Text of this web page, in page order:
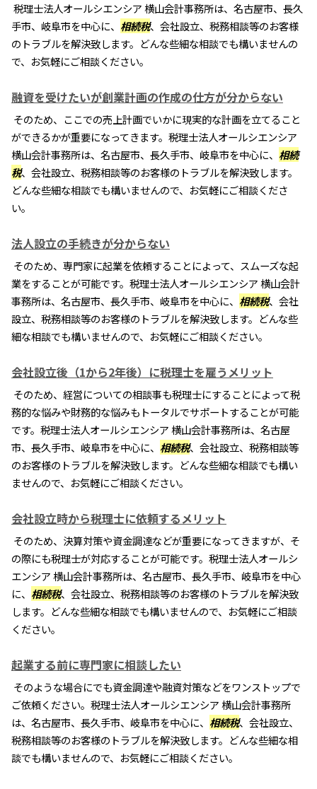
税理士法人オールシエンシア 横山会計事務所は、名古屋市、長久
手市、岐阜市を中心に、 相続税、会社設立、税務相談等のお客様
のトラブルを解決致します。どんな些細な相談でも構いませんの
で、お気軽にご相談ください。
融資を受けたいが創業計画の作成の仕方が分からない
そのため、ここでの売上計画でいかに現実的な計画を立てること
ができるかが重要になってきます。税理士法人オールシエンシア
横山会計事務所は、名古屋市、長久手市、岐阜市を中心に、 相続
税、会社設立、税務相談等のお客様のトラブルを解決致します。
どんな些細な相談でも構いませんので、お気軽にご相談くださ
い。
法人設立の手続きが分からない
そのため、専門家に起業を依頼することによって、スムーズな起
業をすることが可能です。税理士法人オールシエンシア 横山会計
事務所は、名古屋市、長久手市、岐阜市を中心に、 相続税、会社
設立、税務相談等のお客様のトラブルを解決致します。どんな些
細な相談でも構いませんので、お気軽にご相談ください。
会社設立後（1から2年後）に税理士を雇うメリット
そのため、経営についての相談事も税理士にすることによって税
務的な悩みや財務的な悩みもトータルでサポートすることが可能
です。税理士法人オールシエンシア 横山会計事務所は、名古屋
市、長久手市、岐阜市を中心に、 相続税、会社設立、税務相談等
のお客様のトラブルを解決致します。どんな些細な相談でも構い
ませんので、お気軽にご相談ください。
会社設立時から税理士に依頼するメリット
そのため、決算対策や資金調達などが重要になってきますが、そ
の際にも税理士が対応することが可能です。税理士法人オールシ
エンシア 横山会計事務所は、名古屋市、長久手市、岐阜市を中心
に、 相続税、会社設立、税務相談等のお客様のトラブルを解決致
します。どんな些細な相談でも構いませんので、お気軽にご相談
ください。
起業する前に専門家に相談したい
そのような場合にでも資金調達や融資対策などをワンストップで
ご依頼ください。税理士法人オールシエンシア 横山会計事務所
は、名古屋市、長久手市、岐阜市を中心に、 相続税、会社設立、
税務相談等のお客様のトラブルを解決致します。どんな些細な相
談でも構いませんので、お気軽にご相談ください。